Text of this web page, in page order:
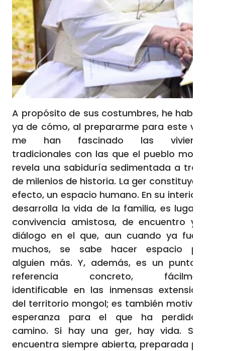
A propósito de sus costumbres, he hablado
ya de cómo, al prepararme para este viaje,
me han fascinado las viviendas
tradicionales con las que el pueblo mongol
revela una sabiduría sedimentada a través
de milenios de historia. La ger constituye, en
efecto, un espacio humano. En su interior se
desarrolla la vida de la familia, es lugar de
convivencia amistosa, de encuentro y de
diálogo en el que, aun cuando ya fuesen
muchos, se sabe hacer espacio para
alguien más. Y, además, es un punto de
referencia concreto, fácilmente
identificable en las inmensas extensiones
del territorio mongol; es también motivo de
esperanza para el que ha perdido el
camino. Si hay una ger, hay vida. Se la
encuentra siempre abierta, preparada para